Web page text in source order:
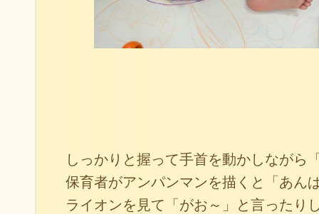
しっかりと握って手首を動かしながら
保育者がアンパンマンを描くと「あん
ライオンを見て「がお～」と言ったり